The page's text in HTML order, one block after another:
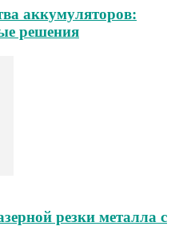
аккумуляторов:
решения
резки металла с